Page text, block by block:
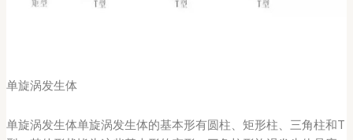
单旋涡发生体
单旋涡发生体单旋涡发生体的基本形有圆柱、矩形柱、三角柱和T